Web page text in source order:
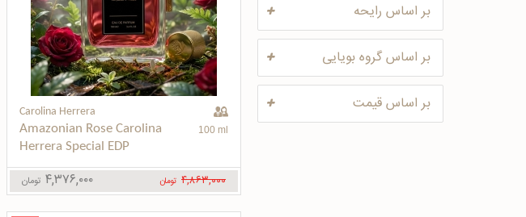
بر اساس رایحه
بر اساس گروه بویایی
بر اساس قیمت Carolina Herrera
Amazonian Rose Carolina
Herrera Special EDP
100 ml
۴,۳۷۶,۰۰۰ تومان ۴,۸۶۳,۰۰۰ تومان